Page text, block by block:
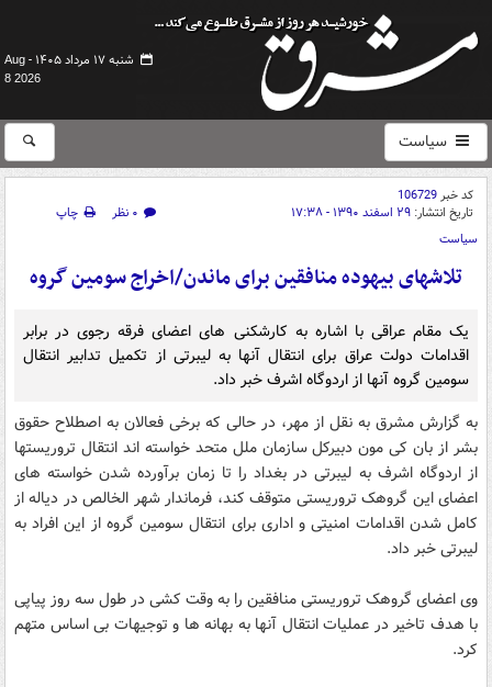
شنبه ۱۷ مرداد ۱۴۰۵ -
Aug
8 2026
سیاست
کد خبر106729
تاریخ انتشار: ۲۹ اسفند ۱۳۹۰ - ۱۷:۳۸ ۰ نظر
چاپ
سیاست
تلاشهای بیهوده منافقین برای ماندن/اخراج سومین گروه
یک مقام عراقی با اشاره به کارشکنی های اعضای فرقه رجوی در برابر
اقدامات دولت عراق برای انتقال آنها به لیبرتی از تکمیل تدابیر انتقال
سومین گروه آنها از اردوگاه اشرف خبر داد.
به گزارش مشرق به نقل از مهر، در حالی که برخی فعالان به اصطلاح حقوق
بشر از بان کی مون دبیرکل سازمان ملل متحد خواسته اند انتقال تروریستها
از اردوگاه اشرف به لیبرتی در بغداد را تا زمان برآورده شدن خواسته های
اعضای این گروهک تروریستی متوقف کند، فرماندار شهر الخالص در دیاله از
کامل شدن اقدامات امنیتی و اداری برای انتقال سومین گروه از این افراد به
لیبرتی خبر داد.
وی اعضای گروهک تروریستی منافقین را به وقت کشی در طول سه روز پیاپی
با هدف تاخیر در عملیات انتقال آنها به بهانه ها و توجیهات بی اساس متهم
کرد.